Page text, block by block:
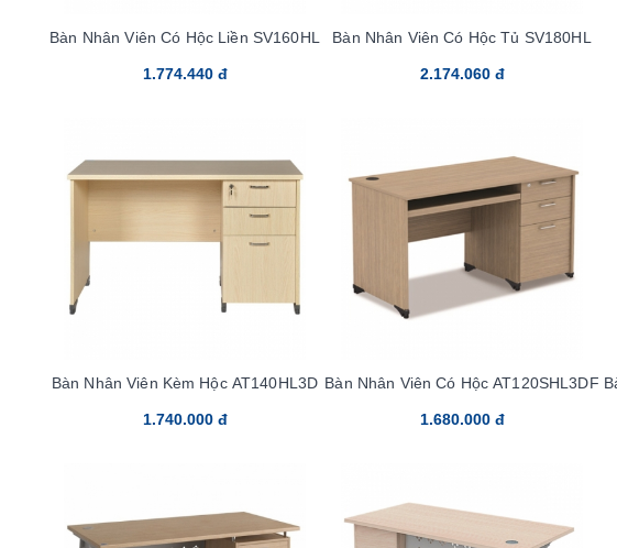
Bàn Nhân Viên Có Hộc Liền SV160HL
1.774.440 đ
Bàn Nhân Viên Có Hộc Tủ SV180HL
2.174.060 đ
Bàn Nhân Viên Kèm Hộc AT140HL3D
1.740.000 đ
Bàn Nhân Viên Có Hộc AT120SHL3DF
1.680.000 đ